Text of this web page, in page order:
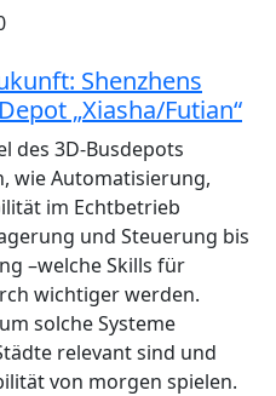
Shenzhens
„Xiasha/Futian“
des 3D-Busdepots
wie Automatisierung,
im Echtbetrieb
und Steuerung bis
–welche Skills für
wichtiger werden.
solche Systeme
relevant sind und
von morgen spielen.